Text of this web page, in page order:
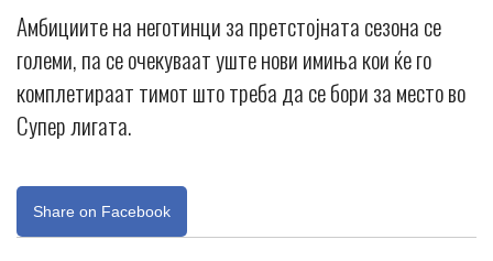
Амбициите на неготинци за претстојната сезона се
големи, па се очекуваат уште нови имиња кои ќе го
комплетираат тимот што треба да се бори за место во
Супер лигата.
Share on Facebook